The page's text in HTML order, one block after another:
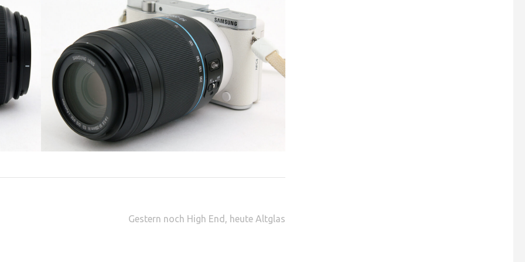
Gestern noch High End, heute Altglas